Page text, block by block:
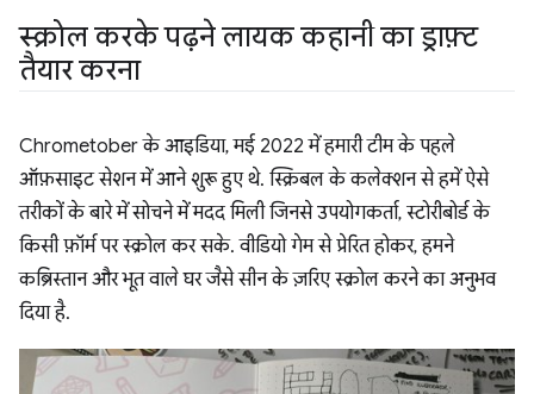
स्क्रोल करके पढ़ने लायक कहानी का ड्राफ़्ट
तैयार करना
Chrometober के आइडिया, मई 2022 में हमारी टीम के पहले
ऑफ़साइट सेशन में आने शुरू हुए थे. स्क्रिबल के कलेक्शन से हमें ऐसे
तरीकों के बारे में सोचने में मदद मिली जिनसे उपयोगकर्ता, स्टोरीबोर्ड के
किसी फ़ॉर्म पर स्क्रोल कर सके. वीडियो गेम से प्रेरित होकर, हमने
कब्रिस्तान और भूत वाले घर जैसे सीन के ज़रिए स्क्रोल करने का अनुभव
दिया है.